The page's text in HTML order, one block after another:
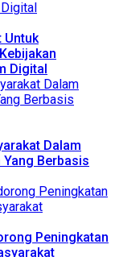
Untuk
Digital
Dalam
Berbasis
Peningkatan